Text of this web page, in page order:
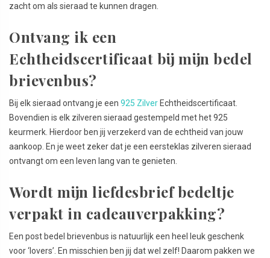
zacht om als sieraad te kunnen dragen.
Ontvang ik een
Echtheidscertificaat bij mijn bedel
brievenbus?
Bij elk sieraad ontvang je een 925 Zilver Echtheidscertificaat.
Bovendien is elk zilveren sieraad gestempeld met het 925
keurmerk. Hierdoor ben jij verzekerd van de echtheid van jouw
aankoop. En je weet zeker dat je een eersteklas zilveren sieraad
ontvangt om een leven lang van te genieten.
Wordt mijn liefdesbrief bedeltje
verpakt in cadeauverpakking?
Een post bedel brievenbus is natuurlijk een heel leuk geschenk
voor ‘lovers’. En misschien ben jij dat wel zelf! Daarom pakken we